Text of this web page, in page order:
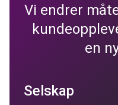
Vi endrer
en
Selskap